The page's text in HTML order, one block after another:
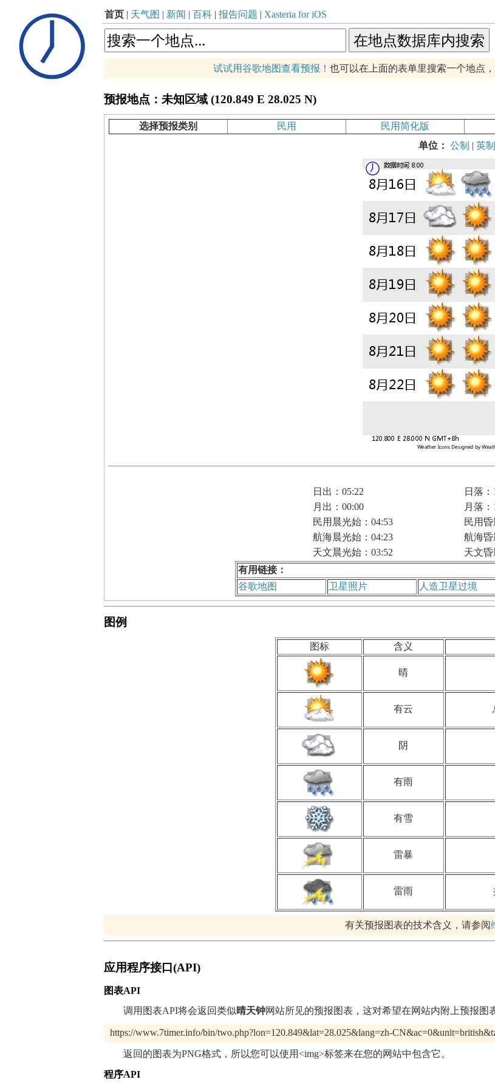
首页| 天气图 | 新闻 | 百科| 报告问题 | Xasteria for iOS
试试用谷歌地图查看预报！ 也可以在上面的表单里搜索一个地点
预报地点：未知区域 (120.849 E 28.025 N)
选择预报类别 民用 民用简化版
单位： 公制 | 英制
日出：05:22
日落：
月出：00:00
月落
民用晨光始：04:53
民用昏
航海晨光始：04:23
航海昏
天文晨光始：03:52
天文昏
有用链接：
谷歌地图
卫星照片 人造卫星过境
图例
图标 含义
晴
有云
阴
有雨
有雪
雷暴
雷雨
有关预报图表的技术含义，请参阅
应用程序接口(API)
图表API
调用图表API将会返回类似晴天钟网站所见的预报图表，这对希望在网站内附上预报图
https://www.7timer.info/bin/two.php?lon=120.849&lat=28.025&lang=zh-
返回的图表为PNG格式，所以您可以使用<img>标签来在您的网站中包含它。
程序API